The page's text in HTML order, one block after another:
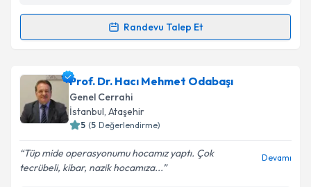
Randevu Talep Et
Randevu Takvimi Talebi
Prof. Dr. Ahmet Ziya Baltaiçin randevu takvimi
talebi oluşturun. Size bu uzmandan randevu almanız
için bir takvim hazırlandığında e-posta ile
bilgilendireceğiz.
E-posta Adresiniz
Prof. Dr. Hacı Mehmet Odabaşı
Genel Cerrahi
İstanbul, Ataşehir
5 (5 Değerlendirme)
Tüp mide operasyonumu hocamız yaptı. Çok
tecrübeli, kibar, nazik hocamıza...
Devamı